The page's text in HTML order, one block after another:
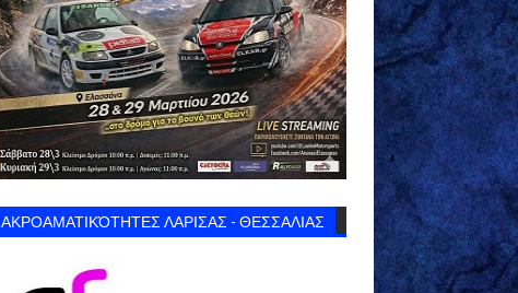
ΑΚΡΟΑΜΑΤΙΚΌΤΗΤΕΣ ΛΑΡΙΣΑΣ - ΘΕΣΣΑΛΙΑΣ